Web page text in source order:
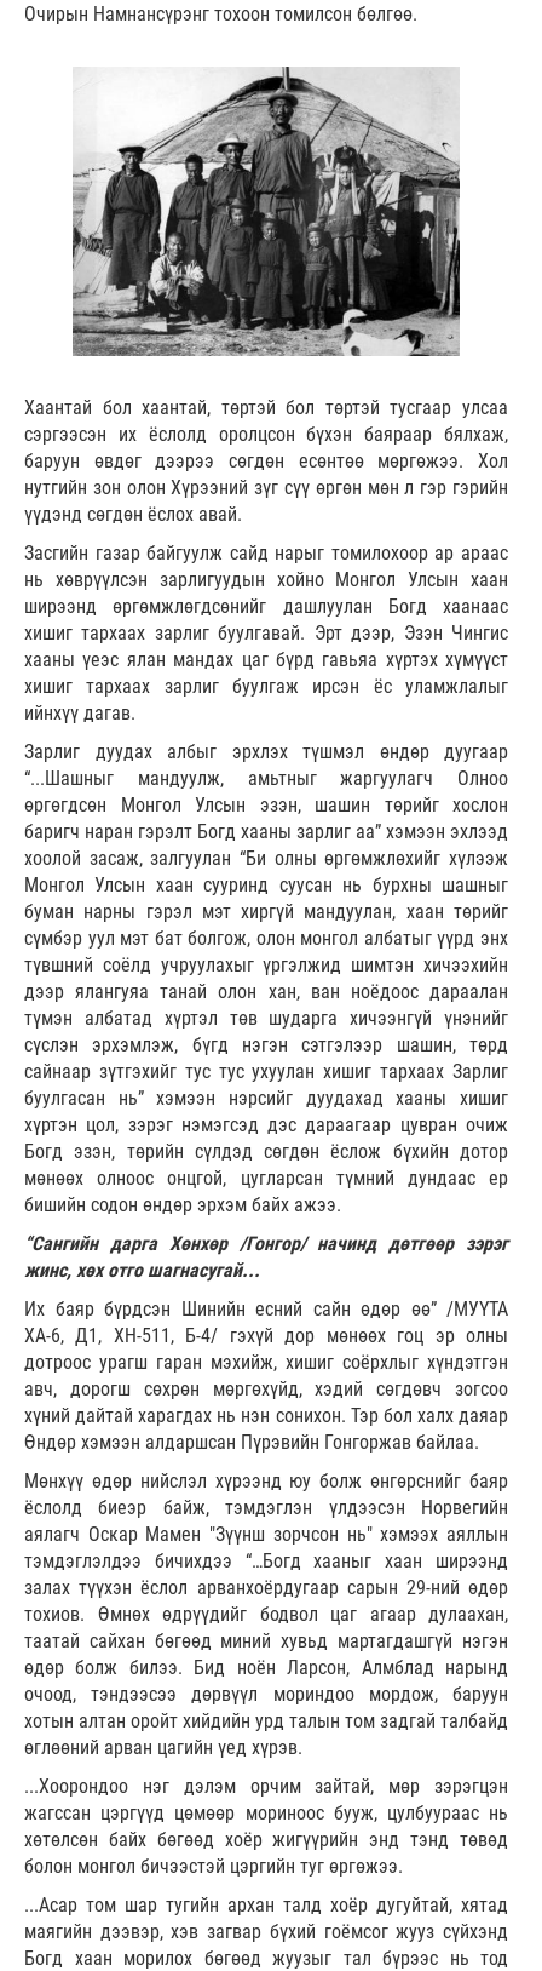
Очирын Намнансүрэнг тохоон томилсон бөлгөө.
Хаантай бол хаантай, төртэй бол төртэй тусгаар улсаа
сэргээсэн их ёслолд оролцсон бүхэн баяраар бялхаж,
баруун өвдөг дээрээ сөгдөн есөнтөө мөргөжээ. Хол
нутгийн зон олон Хүрээний зүг сүү өргөн мөн л гэр гэрийн
үүдэнд сөгдөн ёслох авай.
Засгийн газар байгуулж сайд нарыг томилохоор ар араас
нь хөврүүлсэн зарлигуудын хойно Монгол Улсын хаан
ширээнд өргөмжлөгдсөнийг дашлуулан Богд хаанаас
хишиг тархаах зарлиг буулгавай. Эрт дээр, Эзэн Чингис
хааны үеэс ялан мандах цаг бүрд гавьяа хүртэх хүмүүст
хишиг тархаах зарлиг буулгаж ирсэн ёс уламжлалыг
ийнхүү дагав.
Зарлиг дуудах албыг эрхлэх түшмэл өндөр дуугаар
“...Шашныг мандуулж, амьтныг жаргуулагч Олноо
өргөгдсөн Монгол Улсын эзэн, шашин төрийг хослон
баригч наран гэрэлт Богд хааны зарлиг аа” хэмээн эхлээд
хоолой засаж, залгуулан “Би олны өргөмжлөхийг хүлээж
Монгол Улсын хаан сууринд суусан нь бурхны шашныг
буман нарны гэрэл мэт хиргүй мандуулан, хаан төрийг
сүмбэр уул мэт бат болгож, олон монгол албатыг үүрд энх
түвшний соёлд учруулахыг үргэлжид шимтэн хичээхийн
дээр ялангуяа танай олон хан, ван ноёдоос дараалан
түмэн албатад хүртэл төв шударга хичээнгүй үнэнийг
сүслэн эрхэмлэж, бүгд нэгэн сэтгэлээр шашин, төрд
сайнаар зүтгэхийг тус тус ухуулан хишиг тархаах Зарлиг
буулгасан нь” хэмээн нэрсийг дуудахад хааны хишиг
хүртэн цол, зэрэг нэмэгсэд дэс дараагаар цувран очиж
Богд эзэн, төрийн сүлдэд сөгдөн ёслож бүхийн дотор
мөнөөх олноос онцгой, цугларсан түмний дундаас ер
бишийн содон өндөр эрхэм байх ажээ.
“Сангийн дарга Хөнхөр /Гонгор/ начинд дөтгөөр зэрэг
жинс, хөх отго шагнасугай...
Их баяр бүрдсэн Шинийн есний сайн өдөр өө” /МУҮТА
ХА-6, Д1, ХН-511, Б-4/ гэхүй дор мөнөөх гоц эр олны
дотроос урагш гаран мэхийж, хишиг соёрхлыг хүндэтгэн
авч, дорогш сөхрөн мөргөхүйд, хэдий сөгдөвч зогсоо
хүний дайтай харагдах нь нэн сонихон. Тэр бол халх даяар
Өндөр хэмээн алдаршсан Пүрэвийн Гонгоржав байлаа.
Мөнхүү өдөр нийслэл хүрээнд юу болж өнгөрснийг баяр
ёслолд биеэр байж, тэмдэглэн үлдээсэн Норвегийн
аялагч Оскар Мамен "Зүүнш зорчсон нь" хэмээх аяллын
тэмдэглэлдээ бичихдээ “…Богд хааныг хаан ширээнд
залах түүхэн ёслол арванхоёрдугаар сарын 29-ний өдөр
тохиов. Өмнөх өдрүүдийг бодвол цаг агаар дулаахан,
таатай сайхан бөгөөд миний хувьд мартагдашгүй нэгэн
өдөр болж билээ. Бид ноён Ларсон, Алмблад нарынд
очоод, тэндээсээ дөрвүүл мориндоо мордож, баруун
хотын алтан оройт хийдийн урд талын том задгай талбайд
өглөөний арван цагийн үед хүрэв.
...Хоорондоо нэг дэлэм орчим зайтай, мөр зэрэгцэн
жагссан цэргүүд цөмөөр мориноос бууж, цулбуураас нь
хөтөлсөн байх бөгөөд хоёр жигүүрийн энд тэнд төвөд
болон монгол бичээстэй цэргийн туг өргөжээ.
...Асар том шар тугийн архан талд хоёр дугуйтай, хятад
маягийн дээвэр, хэв загвар бүхий гоёмсог жууз сүйхэнд
Богд хаан морилох бөгөөд жуузыг тал бүрээс нь тод